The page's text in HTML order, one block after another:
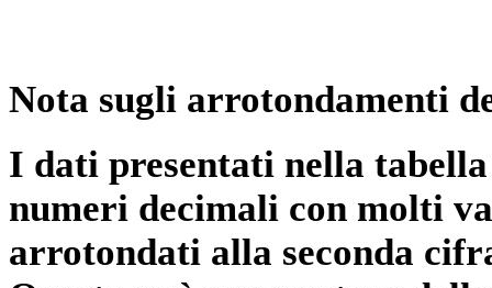
Nota sugli arrotondamenti
I dati presentati nella
numeri decimali con molti
arrotondati alla seconda